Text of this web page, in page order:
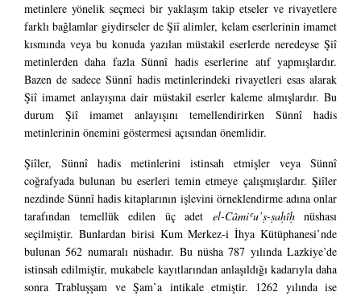
metinlere yönelik seçmeci bir yaklaşım takip etseler ve rivayetlere
farklı bağlamlar giydirseler de Şiî alimler, kelam eserlerinin imamet
kısmında veya bu konuda yazılan müstakil eserlerde neredeyse Şiî
metinlerden daha fazla Sünnî hadis eserlerine atıf yapmışlardır.
Bazen de sadece Sünnî hadis metinlerindeki rivayetleri esas alarak
Şiî imamet anlayışına dair müstakil eserler kaleme almışlardır. Bu
durum Şiî imamet anlayışını temellendirirken Sünnî hadis
metinlerinin önemini göstermesi açısından önemlidir.
Şiîler, Sünnî hadis metinlerini istinsah etmişler veya Sünnî
coğrafyada bulunan bu eserleri temin etmeye çalışmışlardır. Şiîler
nezdinde Sünnî hadis kitaplarının işlevini örneklendirme adına onlar
tarafından temellük edilen üç adet el-Câmiʿu’ṣ-ṣaḥîḥnüshası
seçilmiştir. Bunlardan birisi Kum Merkez-i İhya Kütüphanesi’nde
bulunan 562 numaralı nüshadır. Bu nüsha 787 yılında Lazkiye’de
istinsah edilmiştir, mukabele kayıtlarından anlaşıldığı kadarıyla daha
sonra Trabluşşam ve Şam’a intikale etmiştir. 1262 yılında ise